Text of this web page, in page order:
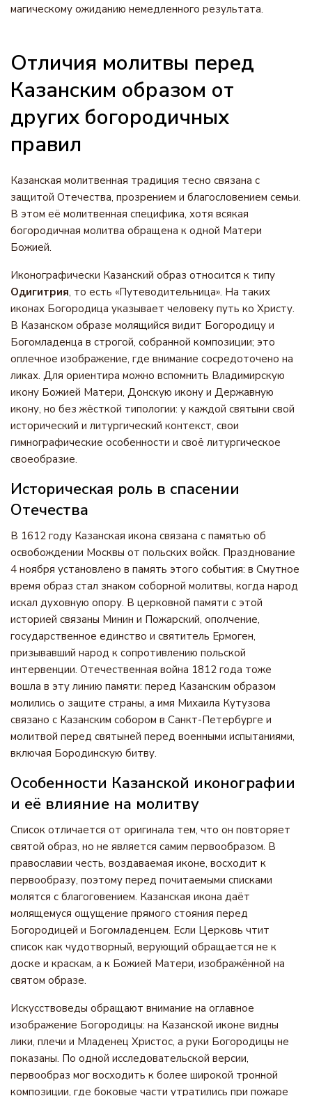
магическому ожиданию немедленного результата.
Отличия молитвы перед
Казанским образом от
других богородичных
правил
Казанская молитвенная традиция тесно связана с
защитой Отечества, прозрением и благословением семьи.
В этом её молитвенная специфика, хотя всякая
богородичная молитва обращена к одной Матери
Божией.
Иконографически Казанский образ относится к типу
Одигитрия, то есть «Путеводительница». На таких
иконах Богородица указывает человеку путь ко Христу.
В Казанском образе молящийся видит Богородицу и
Богомладенца в строгой, собранной композиции; это
оплечное изображение, где внимание сосредоточено на
ликах. Для ориентира можно вспомнить Владимирскую
икону Божией Матери, Донскую икону и Державную
икону, но без жёсткой типологии: у каждой святыни свой
исторический и литургический контекст, свои
гимнографические особенности и своё литургическое
своеобразие.
Историческая роль в спасении
Отечества
В 1612 году Казанская икона связана с памятью об
освобождении Москвы от польских войск. Празднование
4 ноября установлено в память этого события: в Смутное
время образ стал знаком соборной молитвы, когда народ
искал духовную опору. В церковной памяти с этой
историей связаны Минин и Пожарский, ополчение,
государственное единство и святитель Ермоген,
призывавший народ к сопротивлению польской
интервенции. Отечественная война 1812 года тоже
вошла в эту линию памяти: перед Казанским образом
молились о защите страны, а имя Михаила Кутузова
связано с Казанским собором в Санкт-Петербурге и
молитвой перед святыней перед военными испытаниями,
включая Бородинскую битву.
Особенности Казанской иконографии
и её влияние на молитву
Список отличается от оригинала тем, что он повторяет
святой образ, но не является самим первообразом. В
православии честь, воздаваемая иконе, восходит к
первообразу, поэтому перед почитаемыми списками
молятся с благоговением. Казанская икона даёт
молящемуся ощущение прямого стояния перед
Богородицей и Богомладенцем. Если Церковь чтит
список как чудотворный, верующий обращается не к
доске и краскам, а к Божией Матери, изображённой на
святом образе.
Искусствоведы обращают внимание на оглавное
изображение Богородицы: на Казанской иконе видны
лики, плечи и Младенец Христос, а руки Богородицы не
показаны. По одной исследовательской версии,
первообраз мог восходить к более широкой тронной
композиции, где боковые части утратились при пожаре